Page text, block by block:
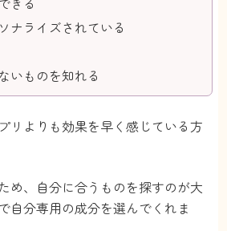
ナライズされている
いものを知れる
リよりも効果を早く感じている方
め、自分に合うものを探すのが大
自分専用の成分を選んでくれま